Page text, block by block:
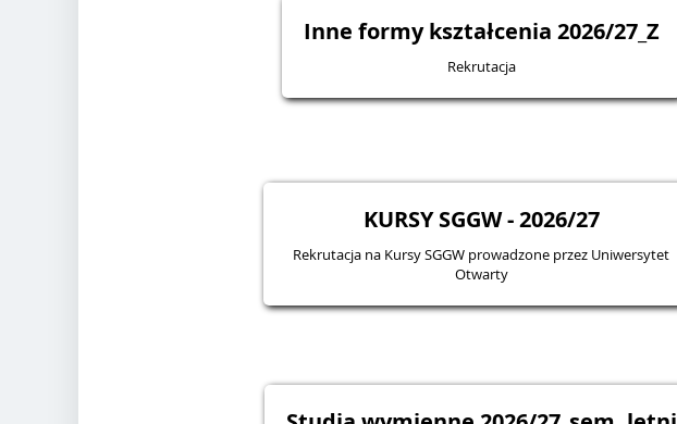
Inne formy kształcenia 2026/27_Z
Rekrutacja
KURSY SGGW - 2026/27
Rekrutacja na Kursy SGGW prowadzone przez Uniwersytet
Otwarty